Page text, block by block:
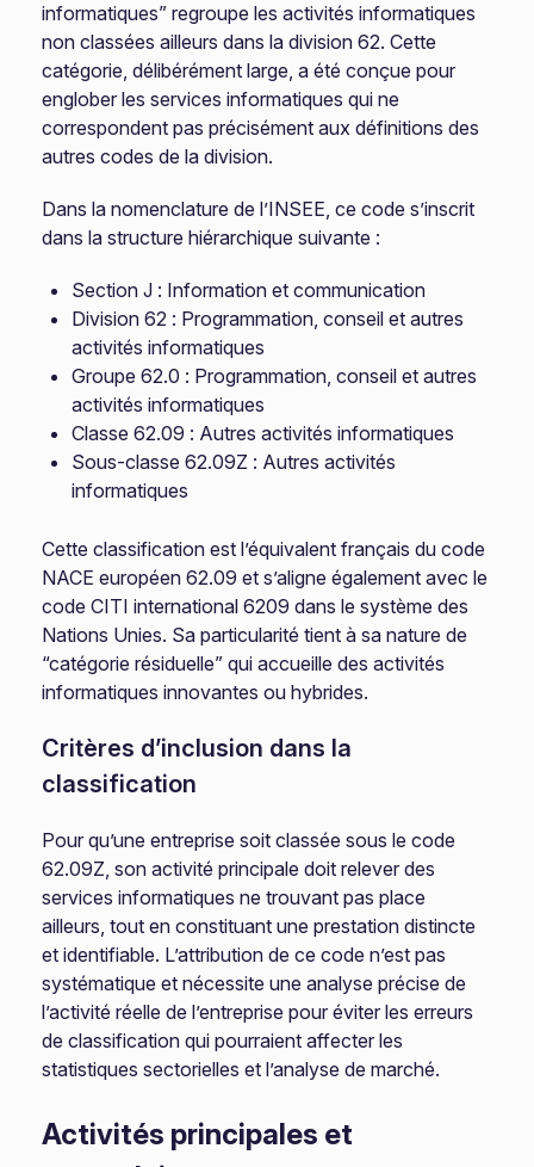
informatiques” regroupe les activités informatiques
non classées ailleurs dans la division 62. Cette
catégorie, délibérément large, a été conçue pour
englober les services informatiques qui ne
correspondent pas précisément aux définitions des
autres codes de la division.
Dans la nomenclature de l’INSEE, ce code s’inscrit
dans la structure hiérarchique suivante :
Section J : Information et communication
Division 62 : Programmation, conseil et autres
activités informatiques
Groupe 62.0 : Programmation, conseil et autres
activités informatiques
Classe 62.09 : Autres activités informatiques
Sous-classe 62.09Z : Autres activités
informatiques
Cette classification est l’équivalent français du code
NACE européen 62.09 et s’aligne également avec le
code CITI international 6209 dans le système des
Nations Unies. Sa particularité tient à sa nature de
“catégorie résiduelle” qui accueille des activités
informatiques innovantes ou hybrides.
Critères d’inclusion dans la
classification
Pour qu’une entreprise soit classée sous le code
62.09Z, son activité principale doit relever des
services informatiques ne trouvant pas place
ailleurs, tout en constituant une prestation distincte
et identifiable. L’attribution de ce code n’est pas
systématique et nécessite une analyse précise de
l’activité réelle de l’entreprise pour éviter les erreurs
de classification qui pourraient affecter les
statistiques sectorielles et l’analyse de marché.
Activités principales et